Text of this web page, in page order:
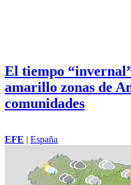
El tiempo
amarillo zonas de
comunidades
EFE | España